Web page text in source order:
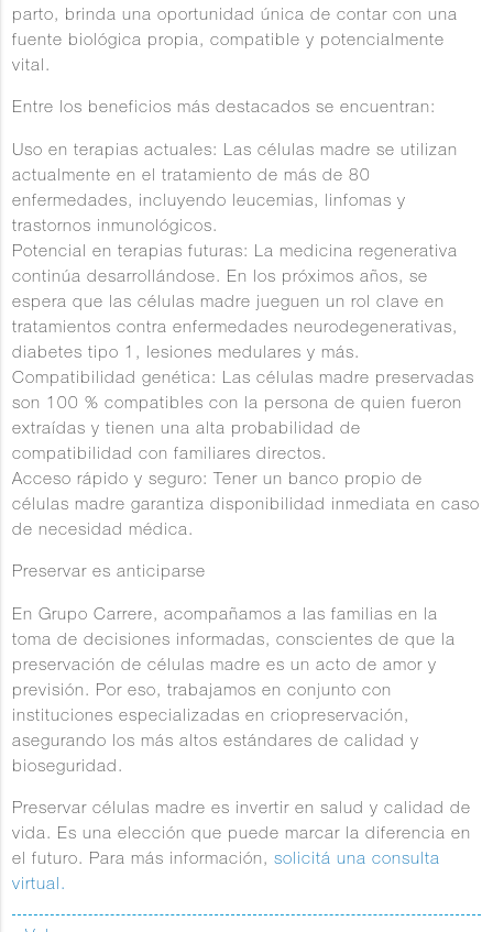
parto, brinda una oportunidad única de contar con una
fuente biológica propia, compatible y potencialmente
vital.
Entre los beneficios más destacados se encuentran:
Uso en terapias actuales: Las células madre se utilizan
actualmente en el tratamiento de más de 80
enfermedades, incluyendo leucemias, linfomas y
trastornos inmunológicos.
Potencial en terapias futuras: La medicina regenerativa
continúa desarrollándose. En los próximos años, se
espera que las células madre jueguen un rol clave en
tratamientos contra enfermedades neurodegenerativas,
diabetes tipo 1, lesiones medulares y más.
Compatibilidad genética: Las células madre preservadas
son 100 % compatibles con la persona de quien fueron
extraídas y tienen una alta probabilidad de
compatibilidad con familiares directos.
Acceso rápido y seguro: Tener un banco propio de
células madre garantiza disponibilidad inmediata en caso
de necesidad médica.
Preservar es anticiparse
EnGrupo Carrere, acompañamos a las familias en la
toma de decisiones informadas, conscientes de que la
preservación de células madre es un acto de amor y
previsión. Por eso, trabajamos en conjunto con
instituciones especializadas en criopreservación,
asegurando los más altos estándares de calidad y
bioseguridad.
Preservar células madre es invertir en salud y calidad de
vida. Es una elección que puede marcar la diferencia en
el futuro. Para más información,solicitá una consulta
virtual.